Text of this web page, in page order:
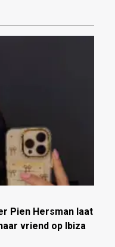
Pien Hersman laat
vriend op Ibiza